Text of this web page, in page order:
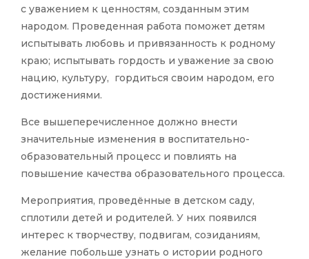
с уважением к ценностям, созданным этим
народом. Проведенная работа поможет детям
испытывать любовь и привязанность к родному
краю; испытывать гордость и уважение за свою
нацию, культуру, гордиться своим народом, его
достижениями.
Все вышеперечисленное должно внести
значительные изменения в воспитательно-
образовательный процесс и повлиять на
повышение качества образовательного процесса.
Мероприятия, проведённые в детском саду,
сплотили детей и родителей. У них появился
интерес к творчеству, подвигам, созиданиям,
желание побольше узнать о истории родного